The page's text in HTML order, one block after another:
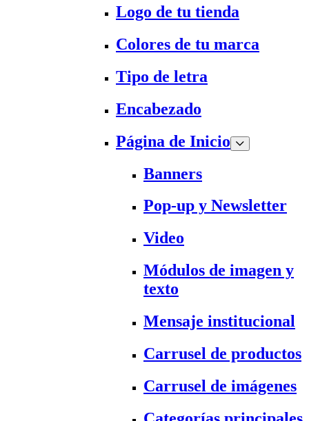
Logo de tu tienda
Colores de tu marca
Tipo de letra
Encabezado
Página de Inicio
Banners
Pop-up y Newsletter
Video
Módulos de imagen y
texto
Mensaje institucional
Carrusel de productos
Carrusel de imágenes